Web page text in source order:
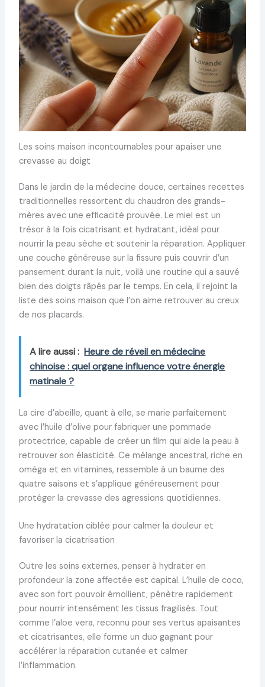
Les soins maison incontournables pour apaiser une
crevasse au doigt
Dans le jardin de la médecine douce, certaines recettes
traditionnelles ressortent du chaudron des grands-
mères avec une efficacité prouvée. Le miel est un
trésor à la fois cicatrisant et hydratant, idéal pour
nourrir la peau sèche et soutenir la réparation. Appliquer
une couche généreuse sur la fissure puis couvrir d’un
pansement durant la nuit, voilà une routine qui a sauvé
bien des doigts râpés par le temps. En cela, il rejoint la
liste des soins maison que l’on aime retrouver au creux
de nos placards.
A lire aussi : Heure de réveil en médecine
chinoise : quel organe influence votre énergie
matinale ?
La cire d’abeille, quant à elle, se marie parfaitement
avec l’huile d’olive pour fabriquer une pommade
protectrice, capable de créer un film qui aide la peau à
retrouver son élasticité. Ce mélange ancestral, riche en
oméga et en vitamines, ressemble à un baume des
quatre saisons et s’applique généreusement pour
protéger la crevasse des agressions quotidiennes.
Une hydratation ciblée pour calmer la douleur et
favoriser la cicatrisation
Outre les soins externes, penser à hydrater en
profondeur la zone affectée est capital. L’huile de coco,
avec son fort pouvoir émollient, pénètre rapidement
pour nourrir intensément les tissus fragilisés. Tout
comme l’aloe vera, reconnu pour ses vertus apaisantes
et cicatrisantes, elle forme un duo gagnant pour
accélérer la réparation cutanée et calmer
l’inflammation.